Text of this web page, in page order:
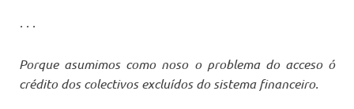
· · ·
Porque asumimos como noso o problema do acceso ó
crédito dos colectivos excluídos do sistema financeiro.